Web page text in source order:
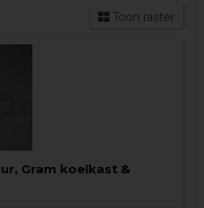
Toon raster
Gram koelkast &